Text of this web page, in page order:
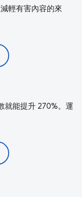
輕有害內容的來
就能提升 270%。運